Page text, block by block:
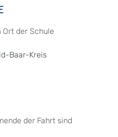
Ort der Schule
Baar-Kreis
der Fahrt sind